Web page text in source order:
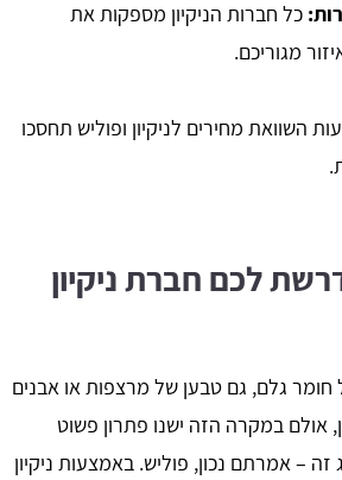
כל חברות הניקיון מספקות את
מגוריכם.
השוואת מחירים לניקיון ופוליש תחסכו
לכם חברת ניקיון
חומר גלם, גם טבען של מרצפות או אבנים
אולם במקרה הזה ישנו פתרון פשוט
זה – אמרתם נכון, פוליש. באמצעות ניקיון